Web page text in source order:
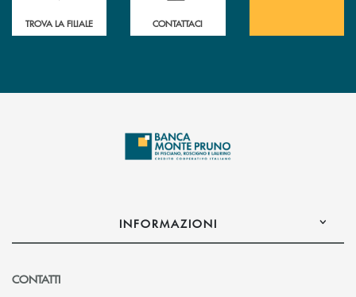
TROVA LA FILIALE CONTATTACI
INFORMAZIONI
CONTATTI